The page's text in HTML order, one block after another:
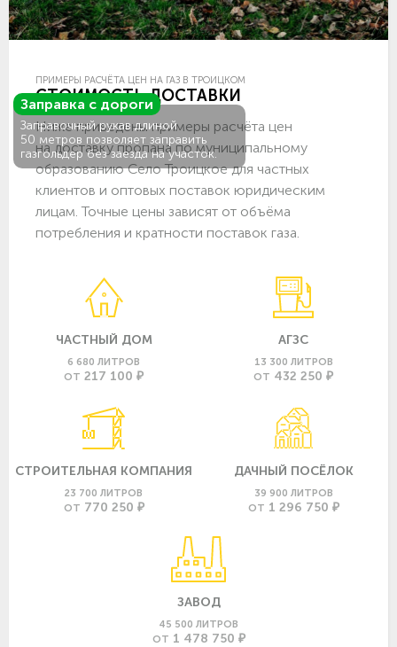
Заправка с дороги
Заправочный рукав длиной
50 метров позволяет заправить
газгольдер без заезда на участок.
ПРИМЕРЫ РАСЧЁТА ЦЕН НА ГАЗ В ТРОИЦКОМ
СТОИМОСТЬ ДОСТАВКИ
Ниже приведены примеры расчёта цен
на доставку пропана по муниципальному
образованию Село Троицкое для частных
клиентов и оптовых поставок юридическим
лицам. Точные цены зависят от объёма
потребления и кратности поставок газа.
ЧАСТНЫЙ ДОМ
6 680 ЛИТРОВ
ОТ 217 100 ₽
АГЗС
13 300 ЛИТРОВ
ОТ 432 250 ₽
СТРОИТЕЛЬНАЯ КОМПАНИЯ
23 700 ЛИТРОВ
ОТ 770 250 ₽
ДАЧНЫЙ ПОСЁЛОК
39 900 ЛИТРОВ
ОТ 1 296 750 ₽
ЗАВОД
45 500 ЛИТРОВ
ОТ 1 478 750 ₽